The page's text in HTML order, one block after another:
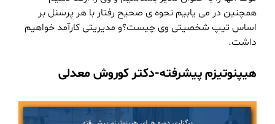
همچنین در می یابیم نحوه ی صحیح رفتار با هر پرسنل بر
اساس تیپ شخصیتی وی چیست؟و مدیریتی کارآمد خواهیم
داشت.
هیپنوتیزم پیشرفته-دکتر کوروش معدلی